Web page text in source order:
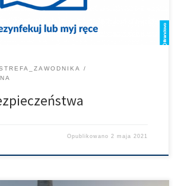
Opublikowano2 maja 2021